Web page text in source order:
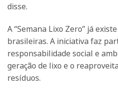
disse.
A “Semana Lixo Zero” já
brasileiras. A iniciativa faz
responsabilidade social e
geração de lixo e o
resíduos.